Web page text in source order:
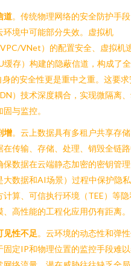
道。传统物理网络的安全防护手段
境中可能部分失效。虚拟机
VNet）的配置安全、虚拟机
存）构建的隐蔽信道，构成了
的安全性更是重中之重。这要求
）技术深度耦合，实现微隔离
与监控。
增。云上数据具有多租户共享存
传输、存储、处理、销毁全链
数据在云端静态加密的密钥管
数据和AI场景）过程中保护隐
算、可信执行环境（TEE）等隐
高性能的工程化应用仍有距离。
见性不足。云环境的动态性和弹
定IP和物理位置的监控手段难